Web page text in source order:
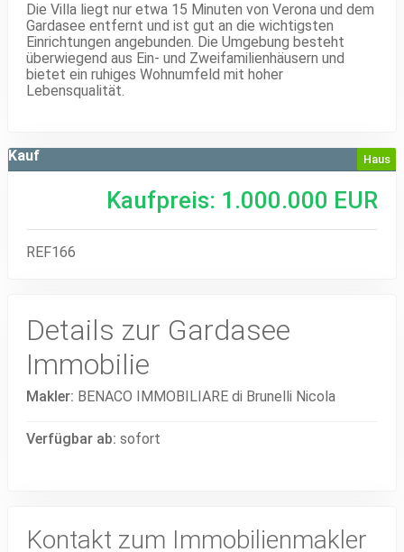
Die Villa liegt nur etwa 15 Minuten von Verona und dem
Gardasee entfernt und ist gut an die wichtigsten
Einrichtungen angebunden. Die Umgebung besteht
überwiegend aus Ein- und Zweifamilienhäusern und
bietet ein ruhiges Wohnumfeld mit hoher
Lebensqualität.
Kauf Haus
Kaufpreis: 1.000.000 EUR
REF166
Details zur Gardasee
Immobilie
Makler: BENACO IMMOBILIARE di Brunelli Nicola
Verfügbar ab: sofort
Kontakt zum Immobilienmakler